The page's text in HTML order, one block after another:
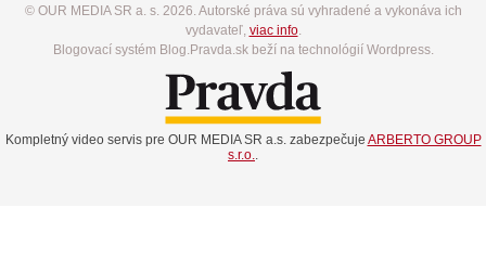
© OUR MEDIA SR a. s. 2026. Autorské práva sú vyhradené a vykonáva ich
vydavateľ, viac info.
Blogovací systém Blog.Pravda.sk beží na technológií Wordpress.
Kompletný video servis pre OUR MEDIA SR a.s. zabezpečuje ARBERTO GROUP
s.r.o..